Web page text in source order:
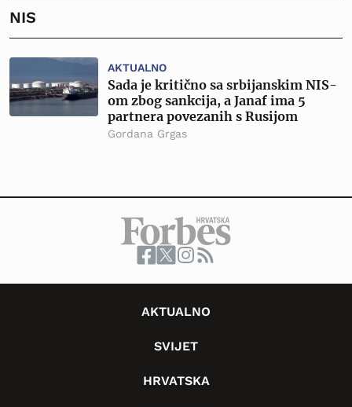
NIS
AKTUALNO
Sada je kritično sa srbijanskim NIS-
om zbog sankcija, a Janaf ima 5
partnera povezanih s Rusijom
Gordana Grgas
AKTUALNO
SVIJET
HRVATSKA